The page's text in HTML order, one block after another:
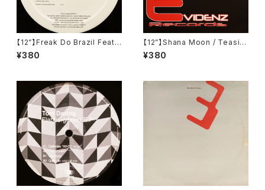
【12”】Freak Do Brazil Feat.
Claudia Da Silva / Ritmo D
as Ondas Freak Do (Nitro
¥380
【12”】Shana Moon / Teasin
g (Evidenz) (EVIDENZ 003)
¥380